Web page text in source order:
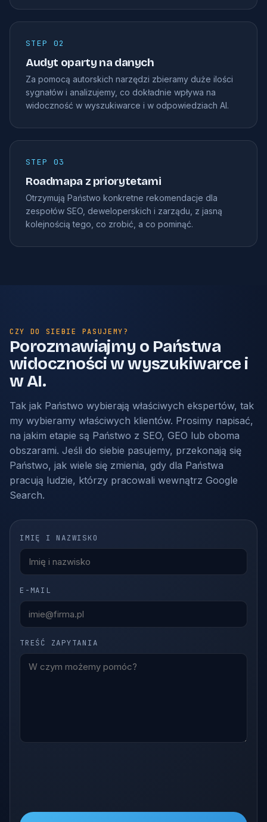
STEP 02
Audyt oparty na danych
Za pomocą autorskich narzędzi zbieramy duże ilości
sygnałów i analizujemy, co dokładnie wpływa na
widoczność w wyszukiwarce i w odpowiedziach AI.
STEP 03
Roadmapa z priorytetami
Otrzymują Państwo konkretne rekomendacje dla
zespołów SEO, deweloperskich i zarządu, z jasną
kolejnością tego, co zrobić, a co pominąć.
CZY DO SIEBIE PASUJEMY?
Porozmawiajmy o Państwa
widoczności w wyszukiwarce i
w AI.
Tak jak Państwo wybierają właściwych ekspertów, tak
my wybieramy właściwych klientów. Prosimy napisać,
na jakim etapie są Państwo z SEO, GEO lub oboma
obszarami. Jeśli do siebie pasujemy, przekonają się
Państwo, jak wiele się zmienia, gdy dla Państwa
pracują ludzie, którzy pracowali wewnątrz Google
Search.
IMIĘ I NAZWISKO
E-MAIL
TREŚĆ ZAPYTANIA